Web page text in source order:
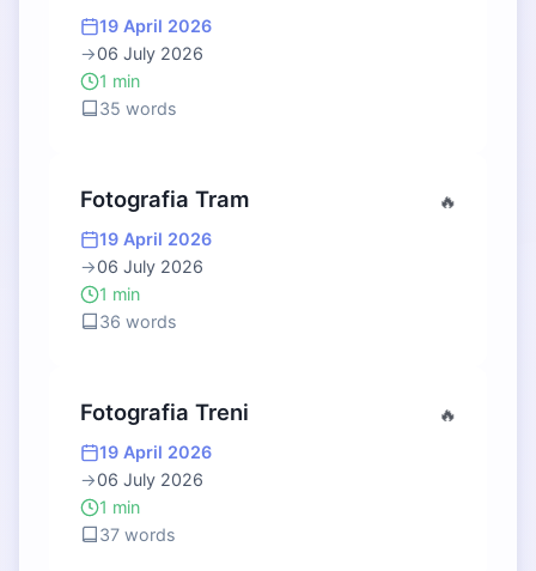
19 April 2026
→06 July 2026
1 min
35 words
Fotografia Tram 🔥
19 April 2026
→06 July 2026
1 min
36 words
Fotografia Treni 🔥
19 April 2026
→06 July 2026
1 min
37 words